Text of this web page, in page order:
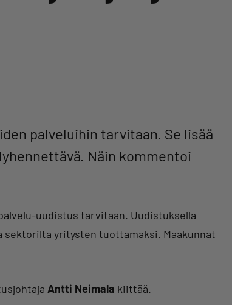
palveluihin tarvitaan. Se lisää
Näin kommentoi
uudistus tarvitaan. Uudistuksella
yritysten tuottamaksi. Maakunnat
Antti Neimala kiittää.